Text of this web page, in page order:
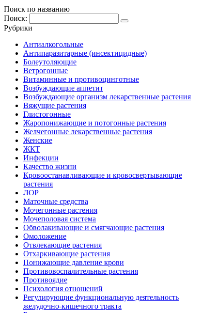
Поиск по названию
Поиск:
Рубрики
Антиалкогольные
Антипаразитарные (инсектицидные)
Болеутоляющие
Ветрогонные
Витаминные и противоцинготные
Возбуждающие аппетит
Возбуждающие организм лекарственные растения
Вяжущие растения
Глистогонные
Жаропонижающие и потогонные растения
Желчегонные лекарственные растения
Женские
ЖКТ
Инфекции
Качество жизни
Кровоостанавливающие и кровосвертывающие
растения
ЛОР
Маточные средства
Мочегонные растения
Мочеполовая система
Обволакивающие и смягчающие растения
Омоложение
Отвлекающие растения
Отхаркивающие растения
Понижающие давление крови
Противовоспалительные растения
Противоядие
Психология отношений
Регулирующие функциональную деятельность
желудочно-кишечного тракта